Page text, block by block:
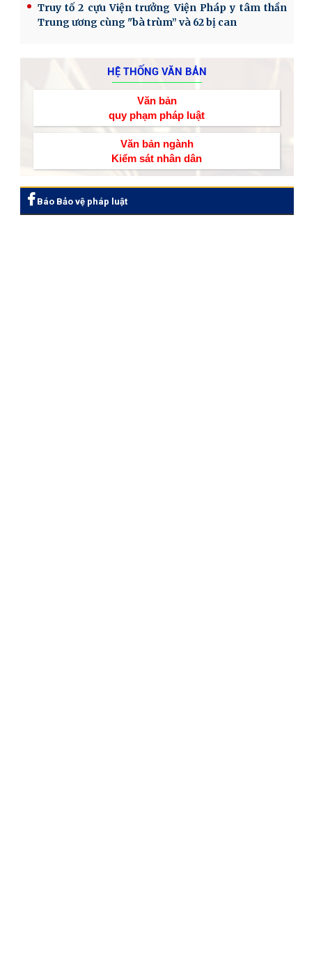
Truy tố 2 cựu Viện trưởng Viện Pháp y tâm thần
Trung ương cùng "bà trùm” và 62 bị can
HỆ THỐNG VĂN BẢN
Văn bản
quy phạm pháp luật
Văn bản ngành
Kiểm sát nhân dân
Báo Bảo vệ pháp luật